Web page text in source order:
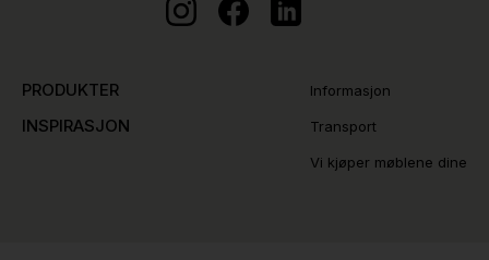
PRODUKTER
INSPIRASJON
Informasjon
Transport
Vi kjøper møblene dine